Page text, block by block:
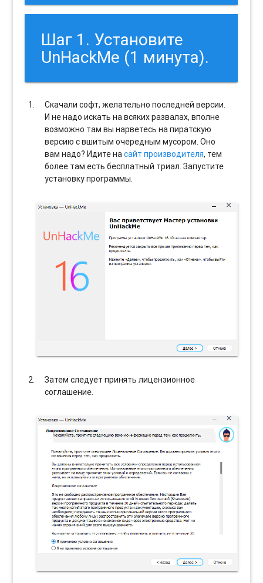
Шаг 1. Установите
UnHackMe (1 минута).
Скачали софт, желательно последней версии.
И не надо искать на всяких развалах, вполне
возможно там вы нарветесь на пиратскую
версию с вшитым очередным мусором. Оно
вам надо? Идите насайт производителя, тем
более там есть бесплатный триал. Запустите
установку программы.
Затем следует принять лицензионное
соглашение.